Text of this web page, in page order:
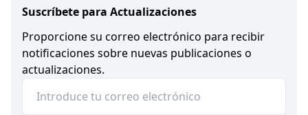
Suscríbete para Actualizaciones
Proporcione su correo electrónico para recibir
notificaciones sobre nuevas publicaciones o
actualizaciones.